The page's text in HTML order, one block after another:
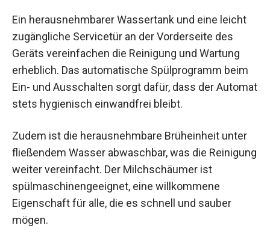
Ein herausnehmbarer Wassertank und eine leicht
zugängliche Servicetür an der Vorderseite des
Geräts vereinfachen die Reinigung und Wartung
erheblich. Das automatische Spülprogramm beim
Ein- und Ausschalten sorgt dafür, dass der Automat
stets hygienisch einwandfrei bleibt.
Zudem ist die herausnehmbare Brüheinheit unter
fließendem Wasser abwaschbar, was die Reinigung
weiter vereinfacht. Der Milchschäumer ist
spülmaschinengeeignet, eine willkommene
Eigenschaft für alle, die es schnell und sauber
mögen.